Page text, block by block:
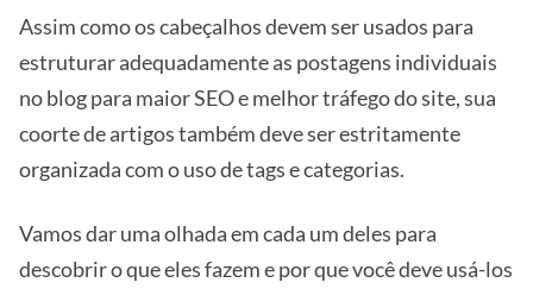
Assim como os cabeçalhos devem ser usados para
estruturar adequadamente as postagens individuais
no blog para maior SEO e melhor tráfego do site, sua
coorte de artigos também deve ser estritamente
organizada com o uso de tags e categorias.
Vamos dar uma olhada em cada um deles para
descobrir o que eles fazem e por que você deve usá-los